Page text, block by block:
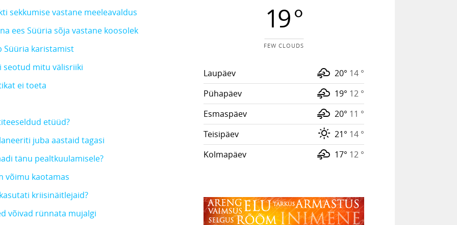
sekkumise vastane meeleavaldus
ees Süüria sõja vastane koosolek
Süüria karistamist
seotud mitu välisriiki
ei toeta
etüüd?
juba aastaid tagasi
tänu pealtkuulamisele?
võimu kaotamas
kriisinäitlejaid?
võivad rünnata mujalgi
19 °
FEW CLOUDS
Laupäev 20° 14 °
Pühapäev
19° 12 °
Esmaspäev
20° 11 °
Teisipäev
21° 14 °
Kolmapäev
17° 12 °